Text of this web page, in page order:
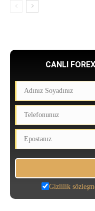
CANLI
Gizlilik